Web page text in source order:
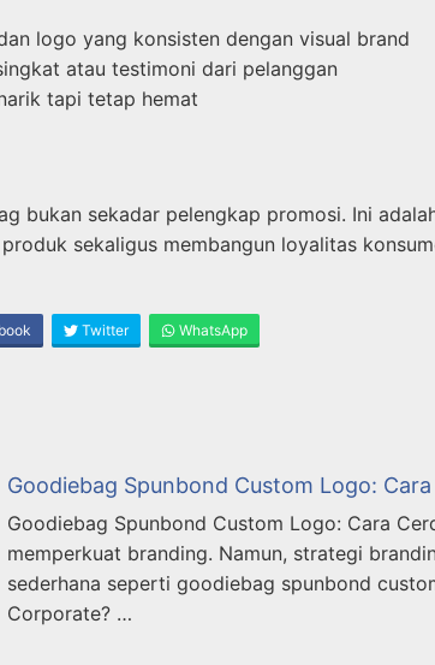
logo yang konsisten dengan visual brand
atau testimoni dari pelanggan
tapi tetap hemat
bukan sekadar pelengkap promosi. Ini
sekaligus membangun loyalitas
Twitter WhatsApp
Goodiebag Spunbond Custom Logo:
Goodiebag Spunbond Custom Logo: Cara
memperkuat branding. Namun, strategi
sederhana seperti goodiebag spunbond
Corporate? …